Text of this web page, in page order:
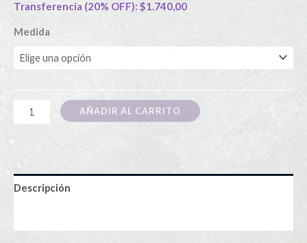
Transferencia (20% OFF): $1.740,00
Medida
AÑADIR AL CARRITO
Descripción